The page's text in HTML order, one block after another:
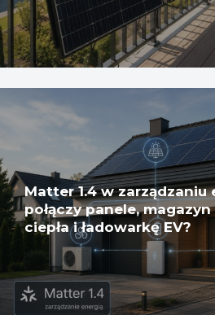
Matter 1.4 w zarządzaniu
połączy panele,
ciepła i ładowarkę EV?